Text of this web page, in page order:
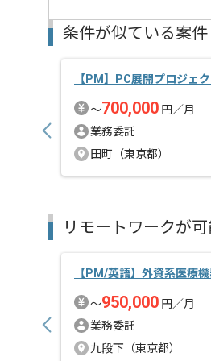
条件が似ている案件
【PM】PC展開プロジェ
〜700,000 円／月
業務委託
田町（東京都）
リモートワークが
【PM/英語】外資系医療
〜950,000 円／月
業務委託
九段下（東京都）